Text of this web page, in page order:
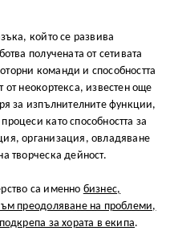
който се развива
получената от сетивата
команди и способността
неокортекса, известен още
за изпълнителните функции,
като способността за
организация, овладяване
творческа дейност.
са именно бизнес,
преодоляване на проблеми,
за хората в екипа.